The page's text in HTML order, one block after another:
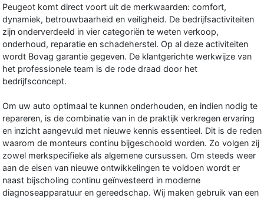
Peugeot komt direct voort uit de merkwaarden: comfort,
dynamiek, betrouwbaarheid en veiligheid. De bedrijfsactiviteiten
zijn onderverdeeld in vier categoriën te weten verkoop,
onderhoud, reparatie en schadeherstel. Op al deze activiteiten
wordt Bovag garantie gegeven. De klantgerichte werkwijze van
het professionele team is de rode draad door het
bedrijfsconcept.
Om uw auto optimaal te kunnen onderhouden, en indien nodig te
repareren, is de combinatie van in de praktijk verkregen ervaring
en inzicht aangevuld met nieuwe kennis essentieel. Dit is de reden
waarom de monteurs continu bijgeschoold worden. Zo volgen zij
zowel merkspecifieke als algemene cursussen. Om steeds weer
aan de eisen van nieuwe ontwikkelingen te voldoen wordt er
naast bijscholing continu geïnvesteerd in moderne
diagnoseapparatuur en gereedschap. Wij maken gebruik van een